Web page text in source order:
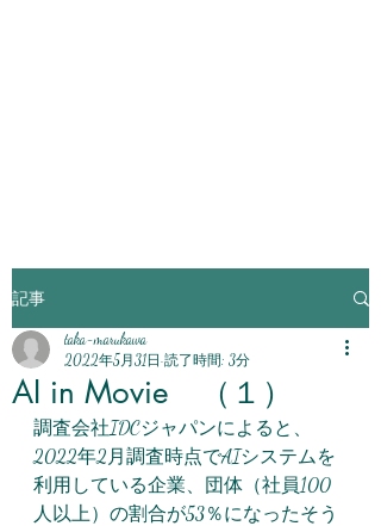
記事
AI in Movie （１）
taka-marukawa
2022年5月31日 読了時間: 3分
調査会社IDCジャパンによると、
2022年2月調査時点でAIシステムを
利用している企業、団体（社員100
人以上）の割合が53％になったそう